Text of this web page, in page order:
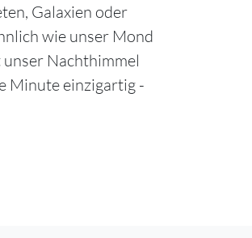
Galaxien oder
wie unser Mond
Nachthimmel
Minute einzigartig -